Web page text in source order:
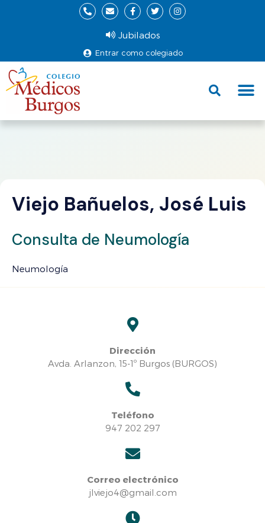
Entrar como colegiado
Jubilados
Viejo Bañuelos, José Luis
Consulta de Neumología
Neumología
Dirección
Avda. Arlanzon, 15-1º Burgos (BURGOS)
Teléfono
947 202 297
Correo electrónico
jlviejo4@gmail.com